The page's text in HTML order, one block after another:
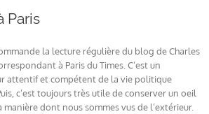
Paris
la lecture régulière du blog de Charles
à Paris du Times. C’est un
attentif et compétent de la vie politique
c’est toujours très utile de conserver un oeil
dont nous sommes vus de l’extérieur.